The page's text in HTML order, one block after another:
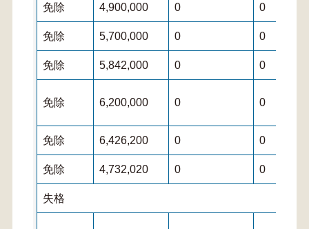
免除 4,900,000 0 0
免除 5,700,000 0 0
免除 5,842,000 0 0
免除 6,200,000 0 0
免除 6,426,200 0 0
免除 4,732,020 0 0
失格